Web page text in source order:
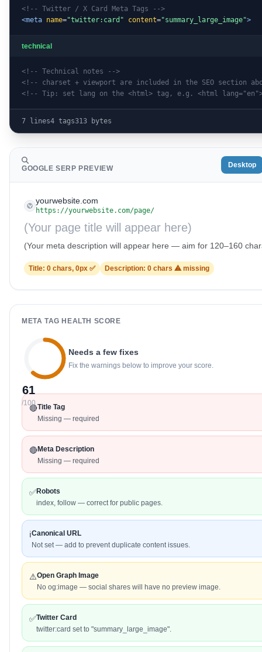
<!-- Twitter / X Card Meta Tags -->
<meta name="twitter:card" content="summary_large_image">
technical
<!-- Technical notes -->
<!-- charset + viewport are included in the SEO section
<!-- Tip: set lang on the <html> tag, e.g. <html
7 lines4 tags313 bytes
GOOGLE SERP PREVIEW Desktop
yourwebsite.com
https://yourwebsite.com/page/
(Your page title will appear here)
(Your meta description will appear here — aim for 120–160
Title: 0 chars, 0px ✅ Description: 0 chars ⚠ missing
META TAG HEALTH SCORE
61
/100
Needs a few fixes
Fix the warnings below to improve your score.
🔴Title Tag
Missing — required
🔴Meta Description
Missing — required
✅Robots
index, follow — correct for public pages.
ℹ️Canonical URL
Not set — add to prevent duplicate content issues.
⚠️Open Graph Image
No og:image — social shares will have no preview image.
✅Twitter Card
twitter:card set to "summary_large_image".